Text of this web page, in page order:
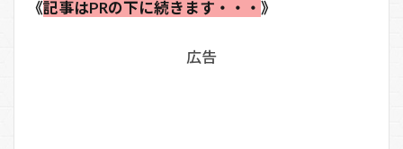
《記事はPRの下に続きます・・・ 》
広告